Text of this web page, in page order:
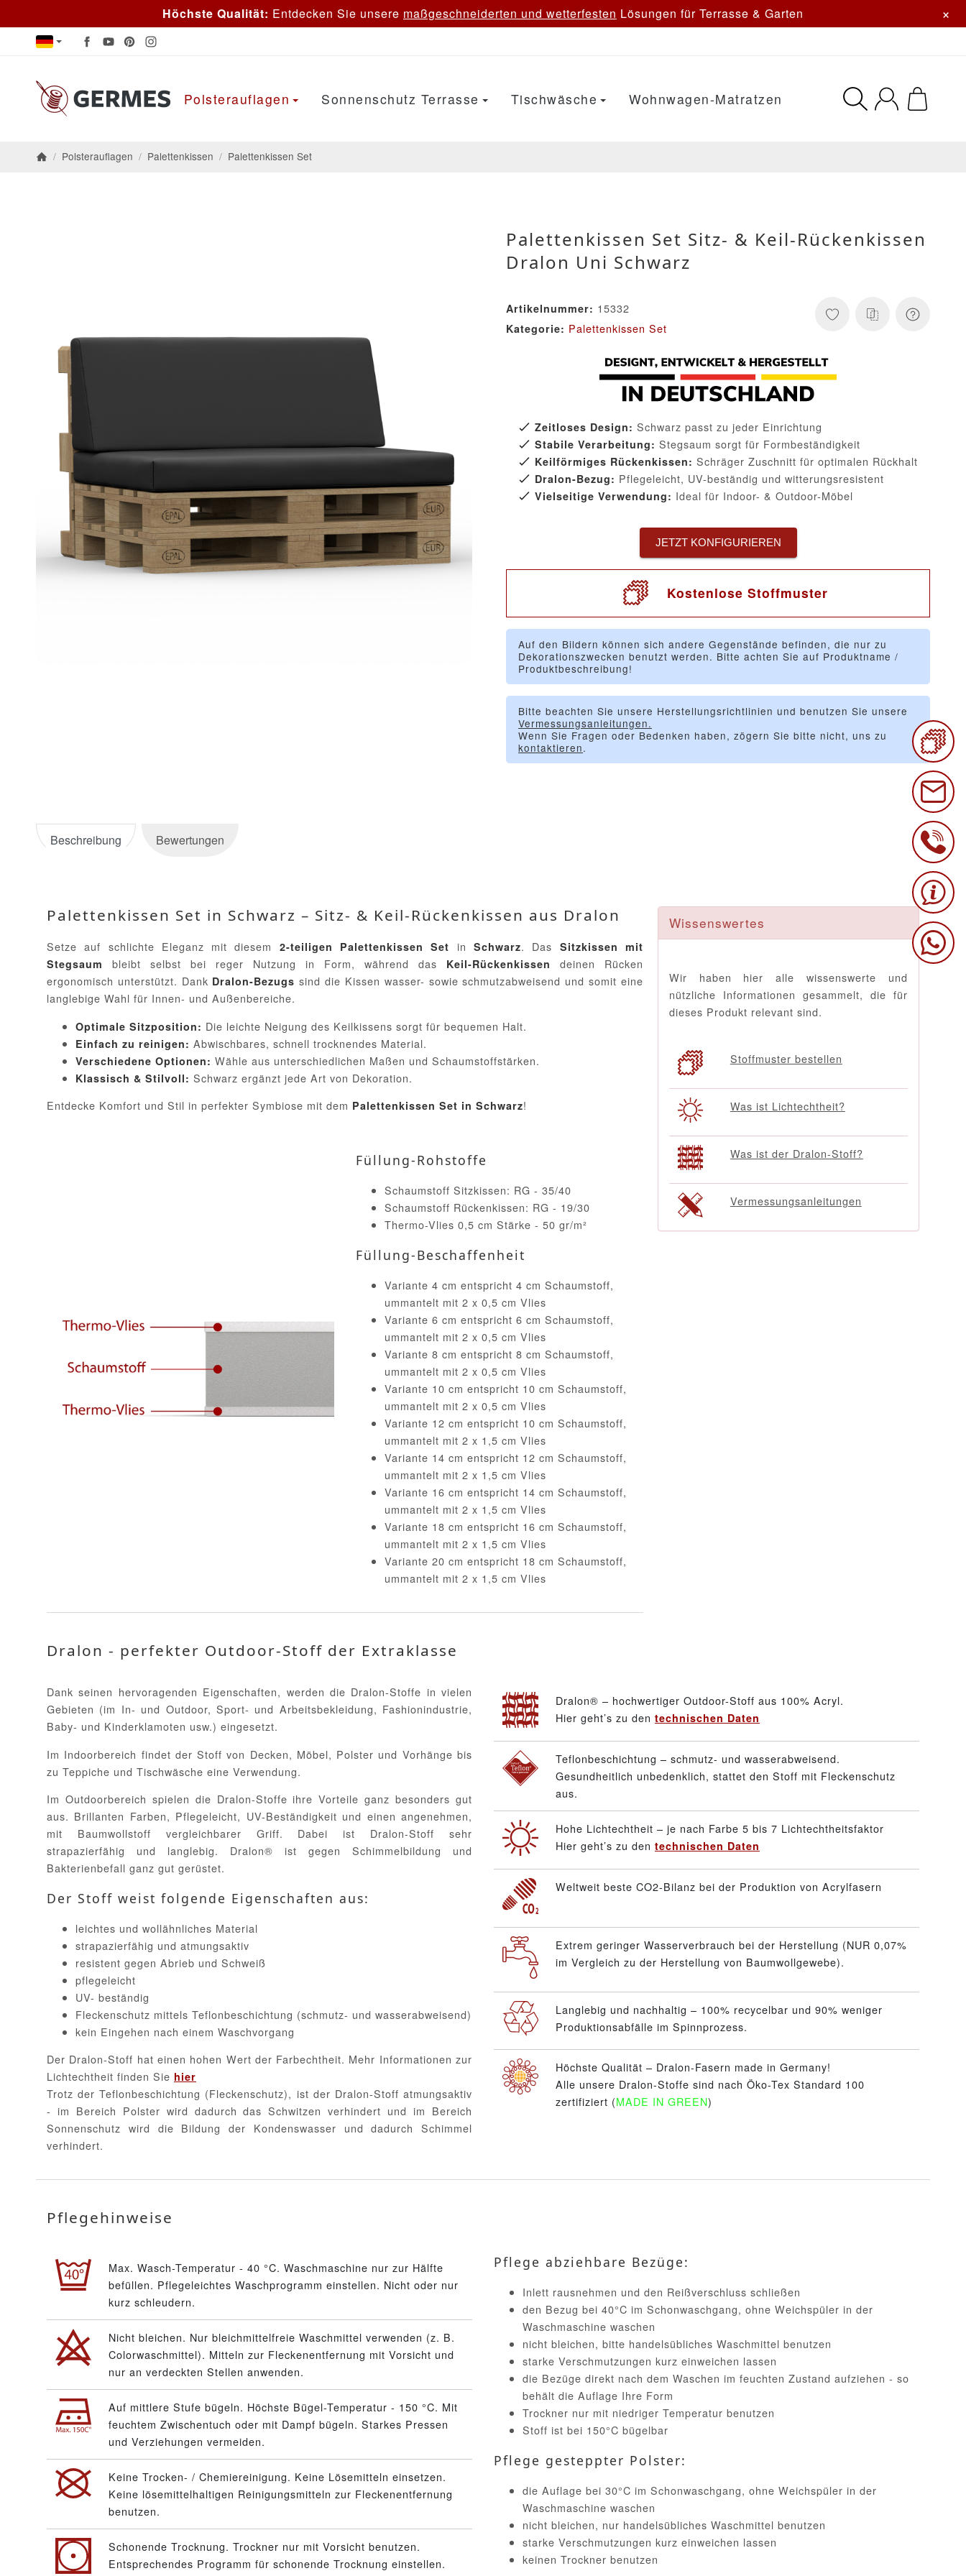
Höchste Qualität: Entdecken Sie unsere maßgeschneiderten und wetterfesten Lösungen für Terrasse & Garten ×
Polsterauflagen Sonnenschutz Terrasse Tischwäsche Wohnwagen-Matratzen
/ Polsterauflagen / Palettenkissen / Palettenkissen Set
Palettenkissen Set Sitz- & Keil-Rückenkissen
Dralon Uni Schwarz
Artikelnummer: 15332
Kategorie: Palettenkissen Set
Zeitloses Design: Schwarz passt zu jeder Einrichtung
Stabile Verarbeitung: Stegsaum sorgt für Formbeständigkeit
Keilförmiges Rückenkissen: Schräger Zuschnitt für optimalen Rückhalt
Dralon-Bezug: Pflegeleicht, UV-beständig und witterungsresistent
Vielseitige Verwendung: Ideal für Indoor- & Outdoor-Möbel
JETZT KONFIGURIEREN
Kostenlose Stoffmuster
Auf den Bildern können sich andere Gegenstände befinden, die nur zu
Dekorationszwecken benutzt werden. Bitte achten Sie auf Produktname /
Produktbeschreibung!
Bitte beachten Sie unsere Herstellungsrichtlinien und benutzen Sie unsere
Vermessungsanleitungen.
Wenn Sie Fragen oder Bedenken haben, zögern Sie bitte nicht, uns zu
kontaktieren.
Beschreibung Bewertungen
Wissenswertes
Wir haben hier alle wissenswerte und
nützliche Informationen gesammelt, die für
dieses Produkt relevant sind.
Stoffmuster bestellen
Was ist Lichtechtheit?
Was ist der Dralon-Stoff?
Vermessungsanleitungen
Palettenkissen Set in Schwarz – Sitz- & Keil-Rückenkissen aus Dralon
Setze auf schlichte Eleganz mit diesem 2-teiligen Palettenkissen Set in Schwarz. Das Sitzkissen mit
Stegsaum
bleibt selbst bei reger Nutzung in Form, während das Keil-Rückenkissen
deinen Rücken
ergonomisch unterstützt. Dank Dralon-Bezugs sind die Kissen wasser- sowie schmutzabweisend und somit eine
langlebige Wahl für Innen- und Außenbereiche.
Optimale Sitzposition: Die leichte Neigung des Keilkissens sorgt für bequemen Halt.
Einfach zu reinigen: Abwischbares, schnell trocknendes Material.
Verschiedene Optionen: Wähle aus unterschiedlichen Maßen und Schaumstoffstärken.
Klassisch & Stilvoll: Schwarz ergänzt jede Art von Dekoration.
Entdecke Komfort und Stil in perfekter Symbiose mit dem Palettenkissen Set in Schwarz!
Füllung-Rohstoffe
Schaumstoff Sitzkissen: RG - 35/40
Schaumstoff Rückenkissen: RG - 19/30
Thermo-Vlies 0,5 cm Stärke - 50 gr/m²
Füllung-Beschaffenheit
Variante 4 cm entspricht 4 cm Schaumstoff,
ummantelt mit 2 x 0,5 cm Vlies
Variante 6 cm entspricht 6 cm Schaumstoff,
ummantelt mit 2 x 0,5 cm Vlies
Variante 8 cm entspricht 8 cm Schaumstoff,
ummantelt mit 2 x 0,5 cm Vlies
Variante 10 cm entspricht 10 cm Schaumstoff,
ummantelt mit 2 x 0,5 cm Vlies
Variante 12 cm entspricht 10 cm Schaumstoff,
ummantelt mit 2 x 1,5 cm Vlies
Variante 14 cm entspricht 12 cm Schaumstoff,
ummantelt mit 2 x 1,5 cm Vlies
Variante 16 cm entspricht 14 cm Schaumstoff,
ummantelt mit 2 x 1,5 cm Vlies
Variante 18 cm entspricht 16 cm Schaumstoff,
ummantelt mit 2 x 1,5 cm Vlies
Variante 20 cm entspricht 18 cm Schaumstoff,
ummantelt mit 2 x 1,5 cm Vlies
Dralon - perfekter Outdoor-Stoff der Extraklasse
Dank seinen hervoragenden Eigenschaften, werden die Dralon-Stoffe in vielen
Gebieten (im In- und Outdoor, Sport- und Arbeitsbekleidung, Fashionindustrie,
Baby- und Kinderklamoten usw.) eingesetzt.
Im Indoorbereich findet der Stoff von Decken, Möbel, Polster und Vorhänge bis
zu Teppiche und Tischwäsche eine Verwendung.
Im Outdoorbereich spielen die Dralon-Stoffe ihre Vorteile ganz besonders gut
aus. Brillanten Farben, Pflegeleicht, UV-Beständigkeit und einen angenehmen,
mit Baumwollstoff vergleichbarer Griff. Dabei ist Dralon-Stoff sehr
strapazierfähig und langlebig. Dralon® ist gegen Schimmelbildung und
Bakterienbefall ganz gut gerüstet.
Der Stoff weist folgende Eigenschaften aus:
leichtes und wollähnliches Material
strapazierfähig und atmungsaktiv
resistent gegen Abrieb und Schweiß
pflegeleicht
UV- beständig
Fleckenschutz mittels Teflonbeschichtung (schmutz- und wasserabweisend)
kein Eingehen nach einem Waschvorgang
Der Dralon-Stoff hat einen hohen Wert der Farbechtheit. Mehr Informationen zur
Lichtechtheit finden Sie hier
Trotz der Teflonbeschichtung (Fleckenschutz), ist der Dralon-Stoff atmungsaktiv
- im Bereich Polster wird dadurch das Schwitzen verhindert und im Bereich
Sonnenschutz wird die Bildung der Kondenswasser und dadurch Schimmel
verhindert.
Dralon® – hochwertiger Outdoor-Stoff aus 100% Acryl.
Hier geht’s zu den technischen Daten
Teflonbeschichtung – schmutz- und wasserabweisend.
Gesundheitlich unbedenklich, stattet den Stoff mit Fleckenschutz
aus.
Hohe Lichtechtheit – je nach Farbe 5 bis 7 Lichtechtheitsfaktor
Hier geht’s zu den technischen Daten
Weltweit beste CO2-Bilanz bei der Produktion von Acrylfasern
Extrem geringer Wasserverbrauch bei der Herstellung (NUR 0,07%
im Vergleich zu der Herstellung von Baumwollgewebe).
Langlebig und nachhaltig – 100% recycelbar und 90% weniger
Produktionsabfälle im Spinnprozess.
Höchste Qualität – Dralon-Fasern made in Germany!
Alle unsere Dralon-Stoffe sind nach Öko-Tex Standard 100
zertifiziert (MADE IN GREEN)
Pflegehinweise
Pflege abziehbare Bezüge:
Inlett rausnehmen und den Reißverschluss schließen
den Bezug bei 40°C im Schonwaschgang, ohne Weichspüler in der
Waschmaschine waschen
nicht bleichen, bitte handelsübliches Waschmittel benutzen
starke Verschmutzungen kurz einweichen lassen
die Bezüge direkt nach dem Waschen im feuchten Zustand aufziehen - so
behält die Auflage Ihre Form
Trockner nur mit niedriger Temperatur benutzen
Stoff ist bei 150°C bügelbar
Pflege gesteppter Polster:
die Auflage bei 30°C im Schonwaschgang, ohne Weichspüler in der
Waschmaschine waschen
nicht bleichen, nur handelsübliches Waschmittel benutzen
starke Verschmutzungen kurz einweichen lassen
keinen Trockner benutzen
Max. Wasch-Temperatur - 40 °C. Waschmaschine nur zur Hälfte
befüllen. Pflegeleichtes Waschprogramm einstellen. Nicht oder nur
kurz schleudern.
Nicht bleichen. Nur bleichmittelfreie Waschmittel verwenden (z. B.
Colorwaschmittel). Mitteln zur Fleckenentfernung mit Vorsicht und
nur an verdeckten Stellen anwenden.
Auf mittlere Stufe bügeln. Höchste Bügel-Temperatur - 150 °C. Mit
feuchtem Zwischentuch oder mit Dampf bügeln. Starkes Pressen
und Verziehungen vermeiden.
Keine Trocken- / Chemiereinigung. Keine Lösemitteln einsetzen.
Keine lösemittelhaltigen Reinigungsmitteln zur Fleckenentfernung
benutzen.
Schonende Trocknung. Trockner nur mit Vorsicht benutzen.
Entsprechendes Programm für schonende Trocknung einstellen.